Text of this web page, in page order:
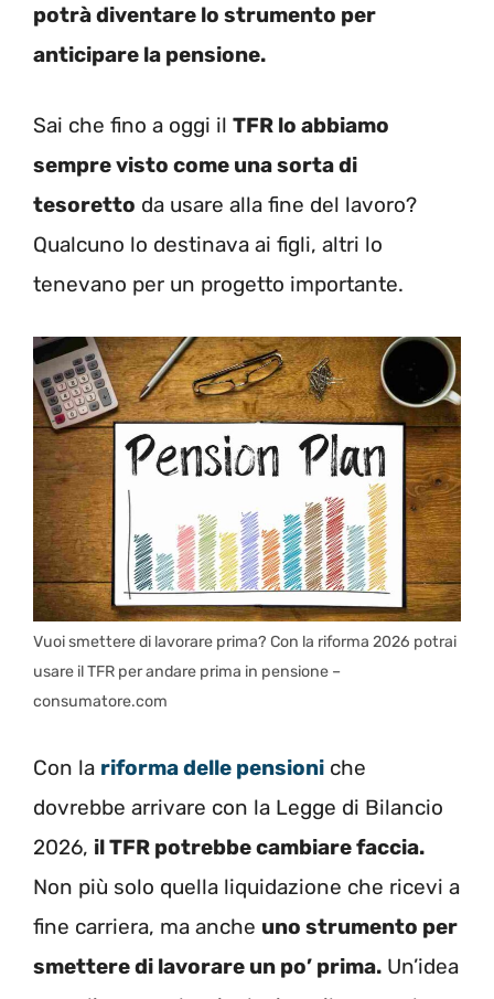
potrà diventare lo strumento per
anticipare la pensione.
Sai che fino a oggi il TFR lo abbiamo
sempre visto come una sorta di
tesoretto da usare alla fine del lavoro?
Qualcuno lo destinava ai figli, altri lo
tenevano per un progetto importante.
Vuoi smettere di lavorare prima? Con la riforma 2026 potrai
usare il TFR per andare prima in pensione –
consumatore.com
Con la riforma delle pensioni che
dovrebbe arrivare con la Legge di Bilancio
2026, il TFR potrebbe cambiare faccia.
Non più solo quella liquidazione che ricevi a
fine carriera, ma anche uno strumento per
smettere di lavorare un po’ prima. Un’idea